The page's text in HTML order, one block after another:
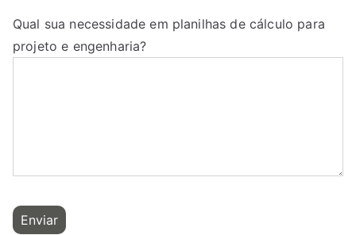
Qual sua necessidade em planilhas de cálculo para
projeto e engenharia?